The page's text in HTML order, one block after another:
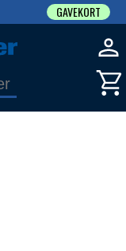
GAVEKORT